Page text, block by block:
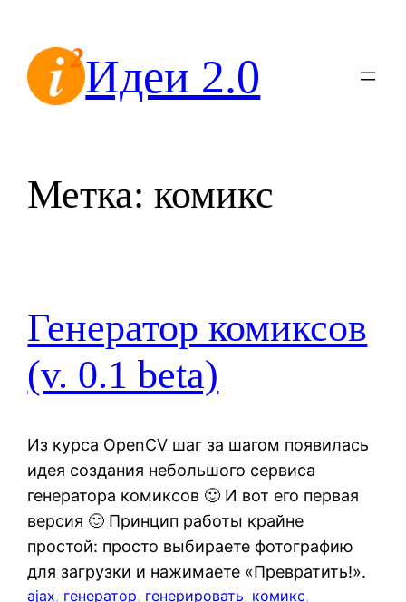
содержимомуИдеи 2.0
Метка:комикс
Генератор комиксов
(v. 0.1 beta)
Из курса OpenCV шаг за шагом появилась
идея создания небольшого сервиса
генератора комиксов 🙂 И вот его первая
версия 🙂 Принцип работы крайне
простой: просто выбираете фотографию
для загрузки и нажимаете «Превратить!».
ajax, генератор, генерировать, комикс